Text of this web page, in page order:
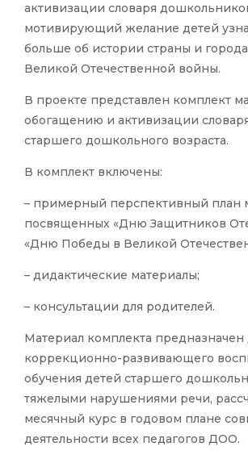
активизации словаря
мотивирующий желание детей
больше об истории страны и
Великой Отечественной войны.
В проекте представлен комплект
обогащению и активизации
старшего дошкольного возраста.
В комплект включены:
– примерный перспективный план
посвященных «Дню Защитников
«Дню Победы в Великой
– дидактические материалы;
– консультации для родителей.
Материал комплекта предназначен
коррекционно-развивающего
обучения детей старшего
тяжелыми нарушениями речи,
месячный курс в годовом плане
деятельности всех педагогов ДОО.